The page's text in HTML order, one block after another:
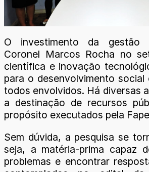
O investimento da gestão
Coronel Marcos Rocha no
científica e inovação
para o desenvolvimento
todos envolvidos. Há diversas
a destinação de recursos
propósito executados pela
Sem dúvida, a pesquisa se
seja, a matéria-prima capaz
problemas e encontrar